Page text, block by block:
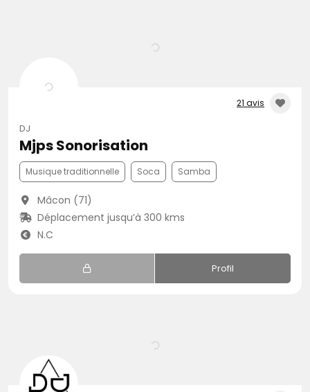
21 avis
DJ
Mjps Sonorisation
Musique traditionnelle Soca Samba
Mâcon (71)
Déplacement jusqu’à 300 kms
N.C
Profil